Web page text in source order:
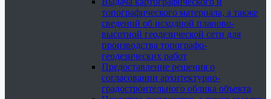
топографического материала, а также
сведений об исходной планово-
высотной геодезической сети для
производства топографо-
геодезических работ
Предоставление решения о
согласовании архитектурно-
градостроительного облика объекта